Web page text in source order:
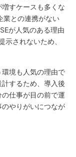
すケースも多くな
業との連携がない
が人気のある理由
されないため、
境も人気の理由で
するため、導入後
仕事が目の前で運
やりがいにつなが